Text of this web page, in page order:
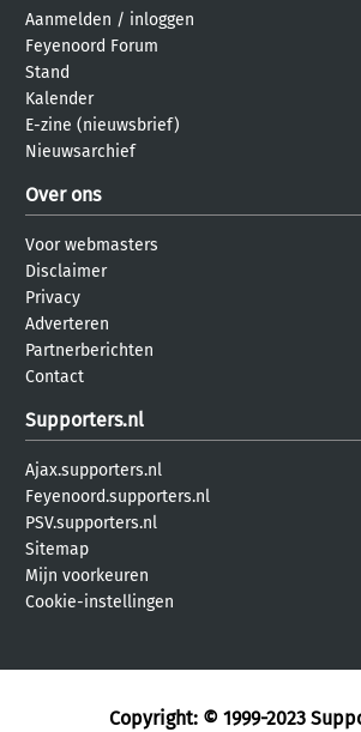
Aanmelden / inloggen
Feyenoord Forum
Stand
Kalender
E-zine (nieuwsbrief)
Nieuwsarchief
Over ons
Voor webmasters
Disclaimer
Privacy
Adverteren
Partnerberichten
Contact
Supporters.nl
Ajax.supporters.nl
Feyenoord.supporters.nl
PSV.supporters.nl
Sitemap
Mijn voorkeuren
Cookie-instellingen
Copyright: © 1999-2023